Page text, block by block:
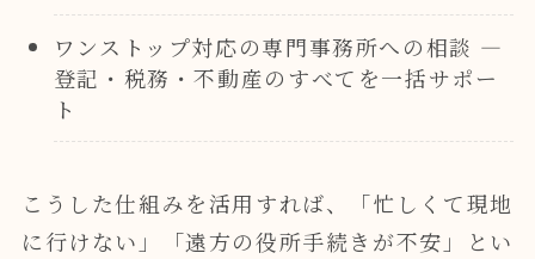
ワンストップ対応の専門事務所への相談 —
登記・税務・不動産のすべてを一括サポー
ト
こうした仕組みを活用すれば、「忙しくて現地
に行けない」「遠方の役所手続きが不安」とい